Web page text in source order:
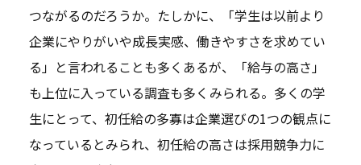
つながるのだろうか。たしかに、「学生は以前より
企業にやりがいや成長実感、働きやすさを求めてい
る」と言われることも多くあるが、「給与の高さ」
も上位に入っている調査も多くみられる。多くの学
生にとって、初任給の多寡は企業選びの1つの観点に
なっているとみられ、初任給の高さは採用競争力に